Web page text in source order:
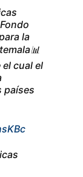
la
cual el
países